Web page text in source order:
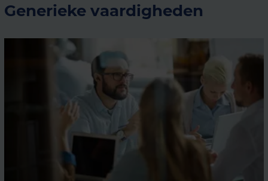
Generieke vaardigheden